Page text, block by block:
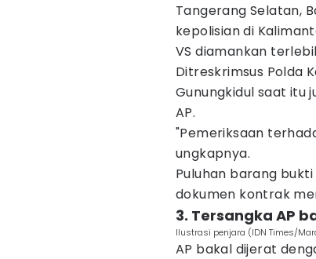
Tangerang Selatan,
kepolisian di
VS diamankan
Ditreskrimsus Polda
Gunungkidul saat itu
AP.
"Pemeriksaan
ungkapnya.
Puluhan barang
dokumen kontrak
3. Tersangka AP
Ilustrasi penjara (IDN Times/
AP bakal dijerat